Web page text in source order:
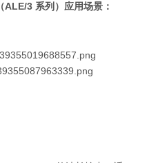
（ALE/3 系列）应用场景：